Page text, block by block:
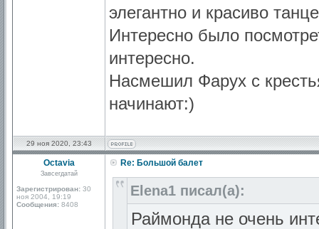
элегантно и красиво
Интересно было
интересно.
Насмешил Фарух с
начинают:)
29 ноя 2020, 23:43
Octavia
Завсегдатай
Зарегистрирован: 30
ноя 2004, 19:19
Сообщения: 8408
Re: Большой балет
Elena1 писал(а):
Раймонда не очень